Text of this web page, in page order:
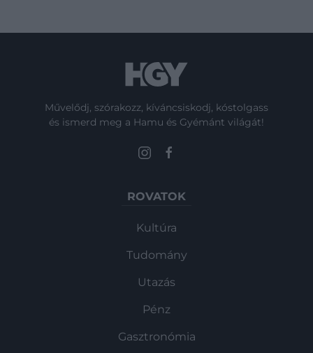
Művelődj, szórakozz, kíváncsiskodj, kóstolgass
és ismerd meg a Hamu és Gyémánt világát!
ROVATOK
Kultúra
Tudomány
Utazás
Pénz
Gasztronómia